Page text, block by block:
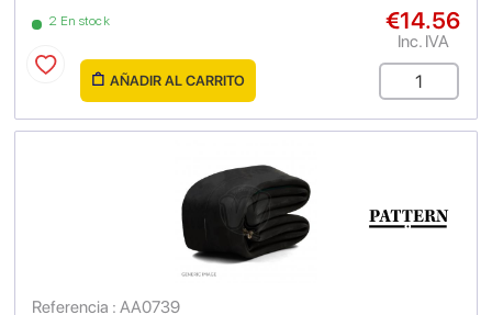
2 En stock €14.56
Inc. IVA
AÑADIR AL CARRITO
Referencia : AA0739